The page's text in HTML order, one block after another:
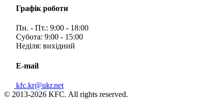
Графік роботи
Пн. - Пт.: 9:00 - 18:00
Субота: 9:00 - 15:00
Неділя: вихідний
E-mail
kfc.kr@ukr.net
© 2013-2026 KFC. All rights reserved.